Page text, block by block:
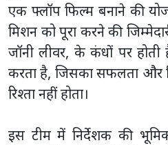
एक फ्लॉप फिल्म बनाने की
मिशन को पूरा करने की
जॉनी लीवर, के कंधों पर होती
करता है, जिसका सफलता और
रिश्ता नहीं होता।
इस टीम में निर्देशक की